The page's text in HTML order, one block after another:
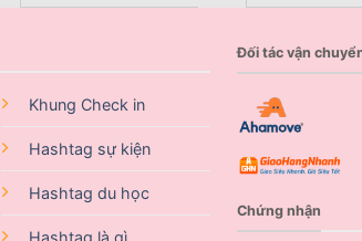
Khung Check in
Hashtag sự kiện
Hashtag du học
Đối tác vận
Chứng nhận